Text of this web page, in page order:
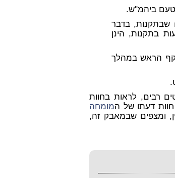
ביהמ"ש.
שבתקנות, בדבר
בתקנות, הינן
הראש במהלך
רבים, לראות בחוות
דעתו של המומחה
ומצפים שבמאבק זה,